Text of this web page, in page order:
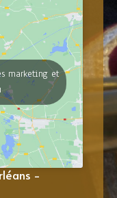
marketing et
-